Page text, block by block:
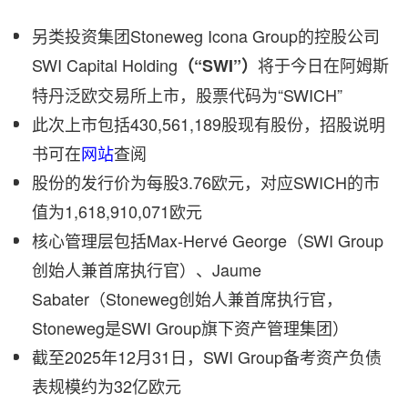
另类投资集团Stoneweg Icona Group的控股公司
SWI Capital Holding （“SWI”） 将于今日在阿姆斯
特丹泛欧交易所上市，股票代码为“SWICH”
此次上市包括430,561,189股现有股份，招股说明
书可在网站查阅
股份的发行价为每股3.76欧元，对应SWICH的市
值为1,618,910,071欧元
核心管理层包括Max-Hervé George（SWI Group
创始人兼首席执行官）、Jaume
Sabater（Stoneweg创始人兼首席执行官，
Stoneweg是SWI Group旗下资产管理集团）
截至2025年12月31日，SWI Group备考资产负债
表规模约为32亿欧元